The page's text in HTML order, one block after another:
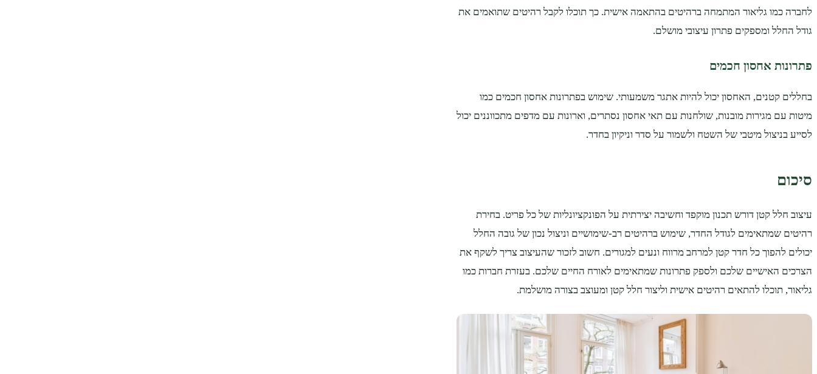
לחברה כמו גליאור המתמחה ברהיטים בהתאמה אישית. כך תוכלו לקבל רהיטים שתואמים את
גודל החלל ומספקים פתרון עיצובי מושלם.
פתרונות אחסון חכמים
בחללים קטנים, האחסון יכול להיות אתגר משמעותי. שימוש בפתרונות אחסון חכמים כמו
מיטות עם מגירות מובנות, שולחנות עם תאי אחסון נסתרים, וארונות עם מדפים מתכווננים יכול
לסייע בניצול מיטבי של השטח ולשמור על סדר וניקיון בחדר.
סיכום
עיצוב חלל קטן דורש תכנון מוקפד וחשיבה יצירתית על הפונקציונליות של כל פריט. בחירת
רהיטים שמתאימים לגודל החדר, שימוש ברהיטים רב-שימושיים וניצול נכון של גובה החלל
יכולים להפוך כל חדר קטן למרחב מרווח ונעים למגורים. חשוב לזכור שהעיצוב צריך לשקף את
הצרכים האישיים שלכם ולספק פתרונות שמתאימים לאורח החיים שלכם. בעזרת חברות כמו
גליאור, תוכלו להתאים רהיטים אישית וליצור חלל קטן ומעוצב בצורה מושלמת.